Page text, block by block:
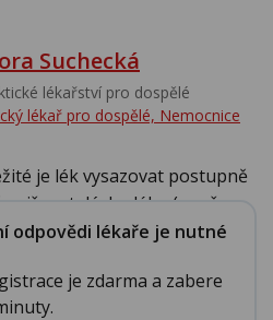
Suchecká
lékařství pro dospělé
lékař pro dospělé, Nemocnice
je lék vysazovat postupně
dávku léku (např. ...
odpovědi lékaře je nutné
je zdarma a zabere